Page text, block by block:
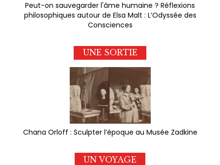
Peut-on sauvegarder l'âme humaine ? Réflexions
philosophiques autour de Elsa Malt : L’Odyssée des
Consciences
UNE SORTIE
Chana Orloff : Sculpter l’époque au Musée Zadkine
UN VOYAGE